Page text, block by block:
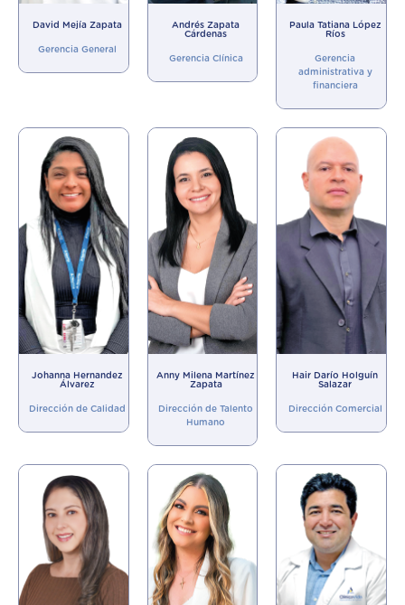
David Mejía Zapata
Gerencia General
Andrés Zapata
Cárdenas
Gerencia Clínica
Paula Tatiana López
Ríos
Gerencia
administrativa y
financiera
Johanna Hernandez
Álvarez
Dirección de Calidad
Anny Milena Martínez
Zapata
Dirección de Talento
Humano
Hair Darío Holguín
Salazar
Dirección Comercial